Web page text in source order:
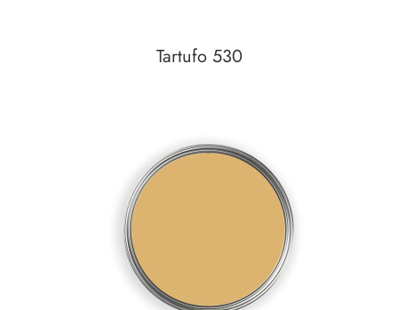
Tartufo 530
Auf den Wunschzettel